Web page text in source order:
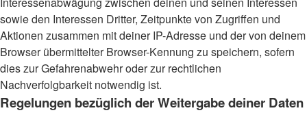
sowie den Interessen Dritter, Zeitpunkte von Zugriffen und
Aktionen zusammen mit deiner IP-Adresse und der von deinem
Browser übermittelter Browser-Kennung zu speichern, sofern
dies zur Gefahrenabwehr oder zur rechtlichen
Nachverfolgbarkeit notwendig ist.
Regelungen bezüglich der Weitergabe deiner Daten